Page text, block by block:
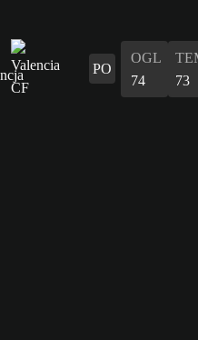
PO
OGL
74
73